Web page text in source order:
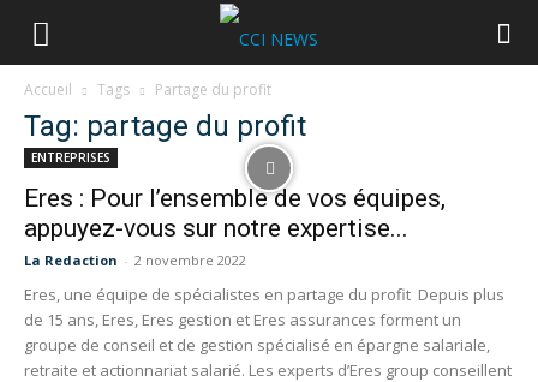
Accueil Tags Partage du profit
Tag: partage du profit
ENTREPRISES
Eres : Pour l’ensemble de vos équipes,
appuyez-vous sur notre expertise...
La Redaction - 2 novembre 2022
Eres, une équipe de spécialistes en partage du profit Depuis plus
de 15 ans, Eres, Eres gestion et Eres assurances forment un
groupe de conseil et de gestion spécialisé en épargne salariale,
retraite et actionnariat salarié. Les experts d’Eres group conseillent